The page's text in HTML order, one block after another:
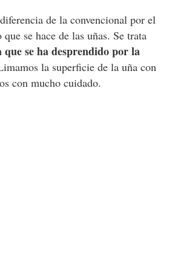
de la convencional por el
se hace de las uñas. Se trata
se ha desprendido por la
la superficie de la uña con
con mucho cuidado.